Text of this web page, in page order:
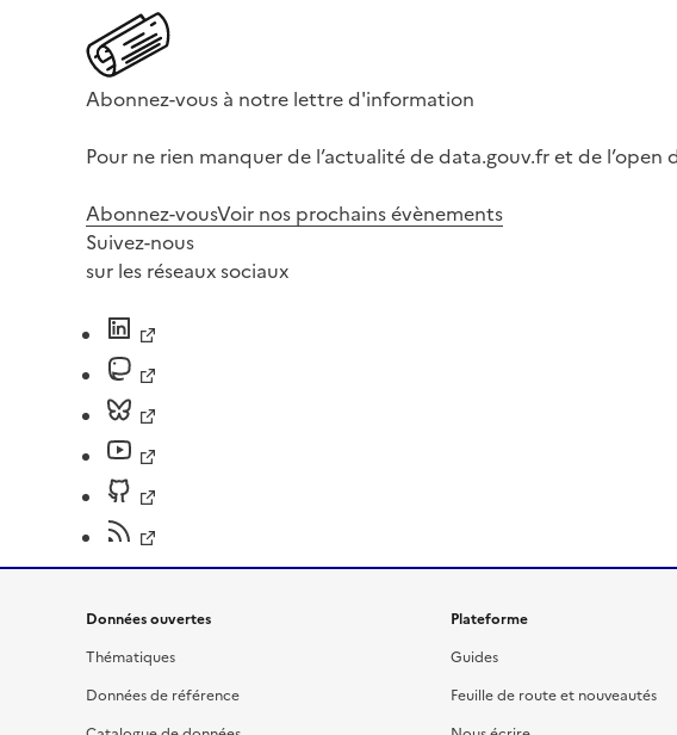
Abonnez-vous à notre lettre d'information
Pour ne rien manquer de l’actualité de data.gouv.fr et de
Abonnez-vousVoir nos prochains évènements
Suivez-nous
sur les réseaux sociaux
Données ouvertes
Thématiques
Données de référence
Plateforme
Guides
Feuille de route et nouveautés